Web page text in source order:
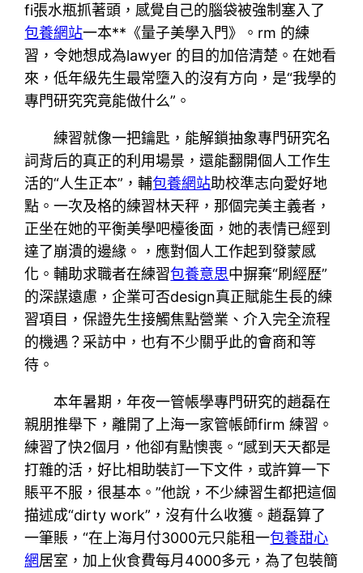
fi張水瓶抓著頭，感覺自己的腦袋被強制塞入了
包養網站一本**《量子美學入門》。rm 的練
習，令她想成為lawyer 的目的加倍清楚。在她看
來，低年級先生最常墮入的沒有方向，是“我學的
專門研究究竟能做什么”。
練習就像一把鑰匙，能解鎖抽象專門研究名
詞背后的真正的利用場景，還能翻開個人工作生
活的“人生正本”，輔包養網站助校準志向愛好地
點。一次及格的練習林天秤，那個完美主義者，
正坐在她的平衡美學吧檯後面，她的表情已經到
達了崩潰的邊緣。，應對個人工作起到發蒙感
化。輔助求職者在練習包養意思中摒棄“刷經歷”
的深謀遠慮，企業可否design真正賦能生長的練
習項目，保證先生接觸焦點營業、介入完全流程
的機遇？采訪中，也有不少關乎此的會商和等
待。
本年暑期，年夜一管帳學專門研究的趙磊在
親朋推舉下，離開了上海一家管帳師firm 練習。
練習了快2個月，他卻有點懊喪。“感到天天都是
打雜的活，好比相助裝訂一下文件，或許算一下
賬平不服，很基本。”他說，不少練習生都把這個
描述成“dirty work”，沒有什么收獲。趙磊算了
一筆賬，“在上海月付3000元只能租一包養甜心
網居室，加上伙食費每月4000多元，為了包裝簡